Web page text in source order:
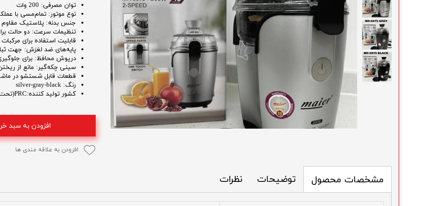
توان مصرفی: 200 وات
نوع موتور: تمام‌مسی با
جنس بدنه: پلاستیک مقاوم
تنظیمات سرعت: دو حالت
قابلیت استفاده برای
پایه‌های ضد لغزش: جهت
درپوش محافظ: برای جلوگیری
سینی چکه‌گیر: مانع از
قطعات قابل شستشو در
رنگ: silver-gray-black
کشور تولید کننده:PRC(تحت لیسانس آلمان)
افزودن به سبد
افزودن به علاقه مندی ها
مشخصات محصول توضیحات نظرات